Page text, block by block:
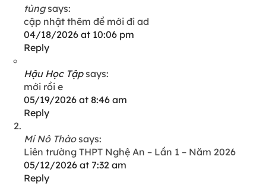
tùng says:
cập nhật thêm đề mới đi ad
04/18/2026 at 10:06 pm
Reply
Hậu Học Tập says:
mới rồi e
05/19/2026 at 8:46 am
Reply
Mí Nô Thào says:
Liên trường THPT Nghệ An – Lần 1 – Năm 2026
05/12/2026 at 7:32 am
Reply